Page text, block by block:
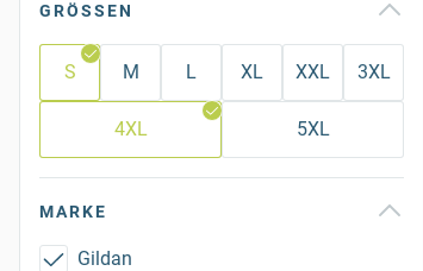
GRÖSSEN
S M L XL XXL 3XL
4XL 5XL
MARKE
Gildan